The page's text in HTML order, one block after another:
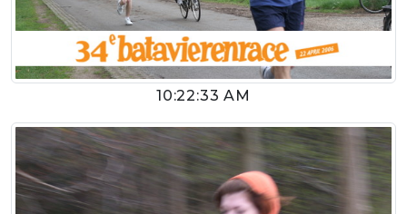
10:22:33 AM